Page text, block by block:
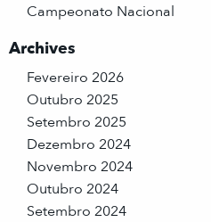
Campeonato Nacional
Archives
Fevereiro 2026
Outubro 2025
Setembro 2025
Dezembro 2024
Novembro 2024
Outubro 2024
Setembro 2024